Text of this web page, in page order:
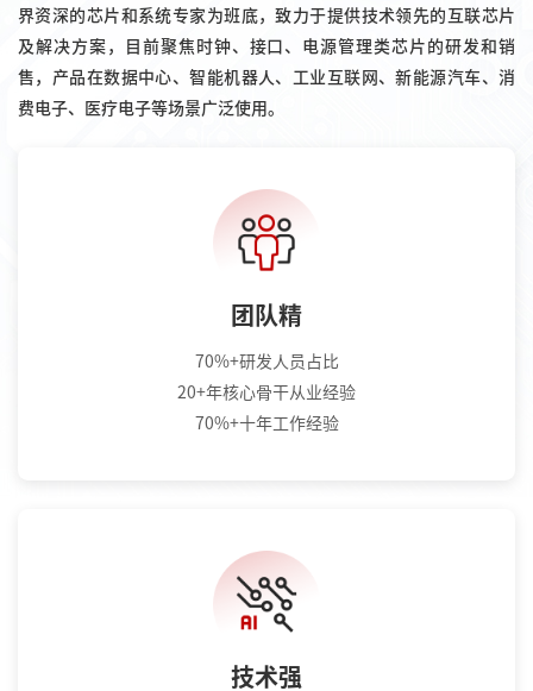
界资深的芯片和系统专家为班底，致力于提供技术领先的互联芯片
及解决方案，目前聚焦时钟、接口、电源管理类芯片的研发和销
售，产品在数据中心、智能机器人、工业互联网、新能源汽车、消
费电子、医疗电子等场景广泛使用。
团队精
70%+研发人员占比
20+年核心骨干从业经验
70%+十年工作经验
技术强